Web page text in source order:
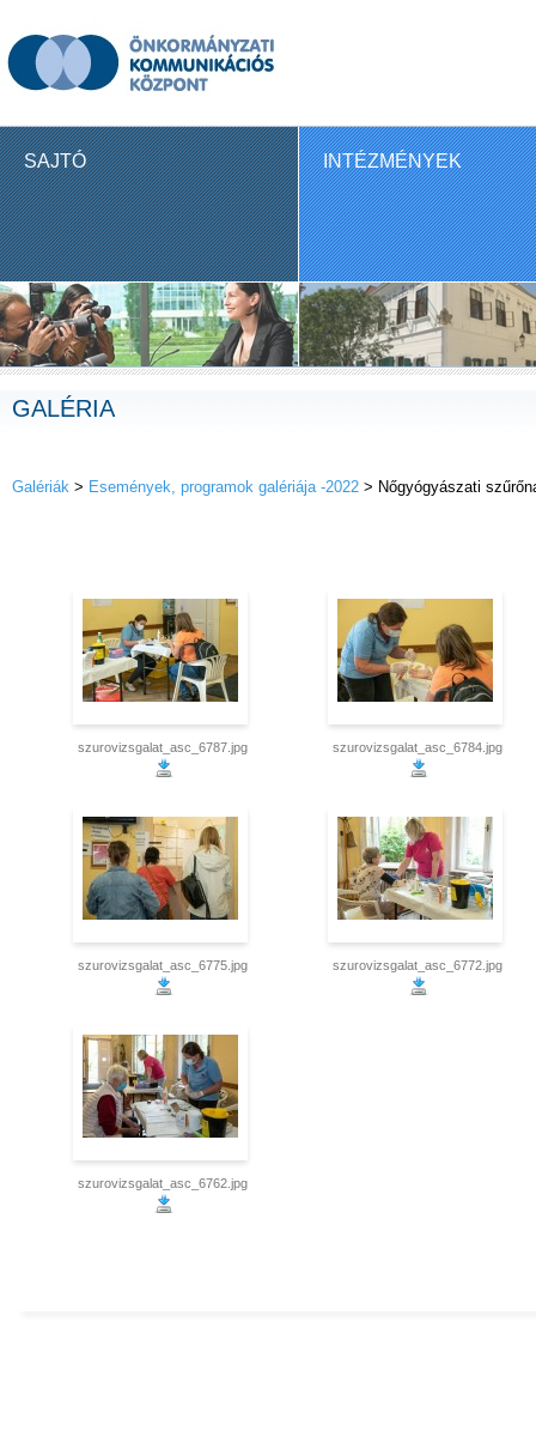
SAJTÓ INTÉZMÉNYEK
GALÉRIA
Galériák > Események, programok galériája -2022 > Nőgyógyászati
szurovizsgalat_asc_6787.jpg szurovizsgalat_asc_6784.jpg
szurovizsgalat_asc_6775.jpg szurovizsgalat_asc_6772.jpg
szurovizsgalat_asc_6762.jpg